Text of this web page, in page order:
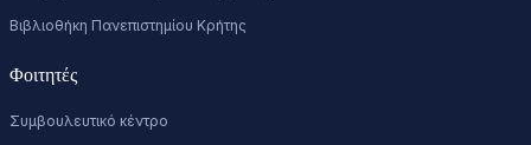
Βιβλιοθήκη Πανεπιστημίου Κρήτης
Φοιτητές
Συμβουλευτικό κέντρο